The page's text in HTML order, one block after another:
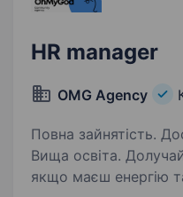
HR manager
OMG Agency
Повна зайнятість.
Вища освіта. Долучайся до нашої команди,
якщо маєш енергію